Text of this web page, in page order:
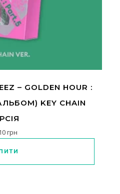
– GOLDEN HOUR :
KEY CHAIN
грн